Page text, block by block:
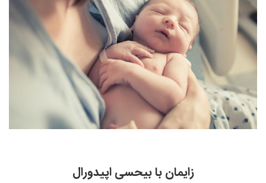
زایمان با بیحسی اپیدورال